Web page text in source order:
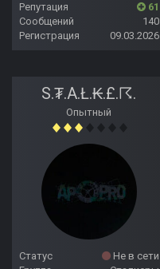
Репутация
61
Сообщений
140
Регистрация
09.03.2026
S.₮.A.Ł.₭.£.☈.
Опытный
Статус
Не в сети